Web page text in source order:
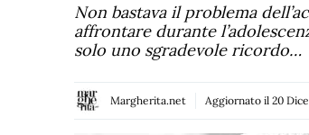
Non bastava il problema
affrontare durante
solo uno sgradevole ricordo…
Margherita.net Aggiornato il 20